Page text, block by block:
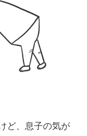
ど、息子の気が